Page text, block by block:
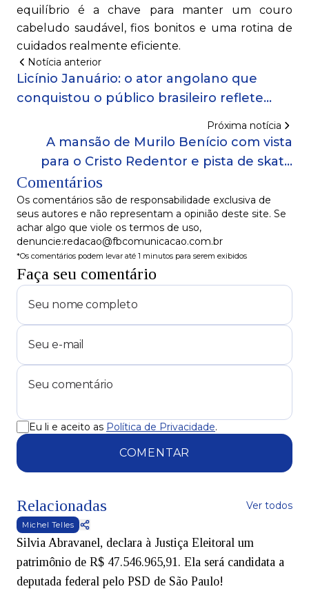
equilíbrio é a chave para manter um couro
cabeludo saudável, fios bonitos e uma rotina de
cuidados realmente eficiente.
Notícia anterior
Licínio Januário: o ator angolano que
conquistou o público brasileiro reflete
sobre identidade e representatividade no
Mês da Consciência Negra!
Próxima notícia
A mansão de Murilo Benício com vista
para o Cristo Redentor e pista de skate
Comentários
Os comentários são de responsabilidade exclusiva de
seus autores e não representam a opinião deste site. Se
achar algo que viole os termos de uso,
denuncie:redacao@fbcomunicacao.com.br
*Os comentários podem levar até 1 minutos para serem exibidos
Faça seu comentário
Eu li e aceito as Política de Privacidade.
COMENTAR
Relacionadas Ver todos
Michel Telles
Silvia Abravanel, declara à Justiça Eleitoral um
patrimônio de R$ 47.546.965,91. Ela será candidata a
deputada federal pelo PSD de São Paulo!